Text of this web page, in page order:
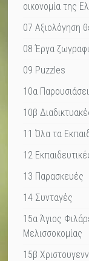
οικονομία της
07 Αξιολόγηση
08 Έργα
09 Puzzles
10α
10β
11 Όλα τα
12
13 Παρασκευές
14 Συνταγές
15α Άγιος
Μελισσοκομίας
15β